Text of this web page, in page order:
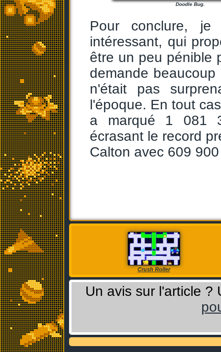
Doodle Bug.
Pour conclure,
intéressant, qui
être un peu pénible
demande
n'était pas
l'époque. En tout
a marqué 1 081
écrasant le record
Calton avec 609
Crush Roller
Un avis sur l'article